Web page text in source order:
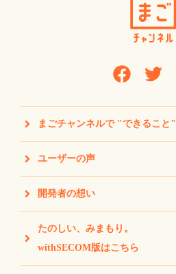
まごチャンネルで "できること"
ユーザーの声
開発者の想い
たのしい、みまもり。
withSECOM版はこちら